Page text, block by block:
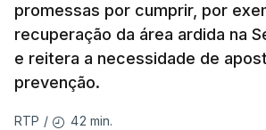
promessas por cumprir, por
recuperação da área ardida na
e reitera a necessidade de
prevenção.
RTP / 42 min.